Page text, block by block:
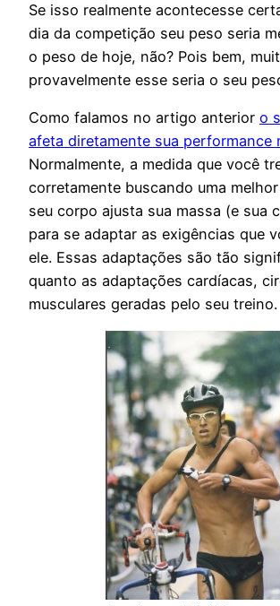
Se isso realmente acontecesse
dia da competição seu peso seria
o peso de hoje, não? Pois bem,
provavelmente esse seria o seu
Como falamos no artigo anterior o
afeta diretamente sua performance
Normalmente, a medida que você
corretamente buscando uma
seu corpo ajusta sua massa (e sua
para se adaptar as exigências que
ele. Essas adaptações são tão
quanto as adaptações cardíacas,
musculares geradas pelo seu treino.